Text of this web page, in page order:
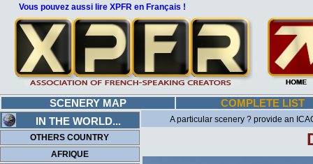
Vous pouvez aussi lire XPFR en Français !
SCENERY MAP
COMPLETE LIST
IN THE WORLD...
OTHERS COUNTRY
AFRIQUE
A particular scenery ? provide an